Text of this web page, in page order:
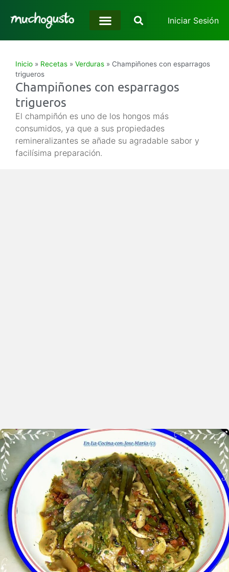
Iniciar Sesión
Inicio » Recetas » Verduras » Champiñones con esparragos
trigueros
Champiñones con esparragos
trigueros
El champiñón es uno de los hongos más
consumidos, ya que a sus propiedades
remineralizantes se añade su agradable sabor y
facilísima preparación.